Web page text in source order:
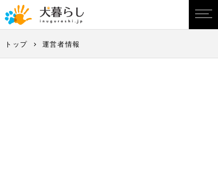
トップ 運営者情報